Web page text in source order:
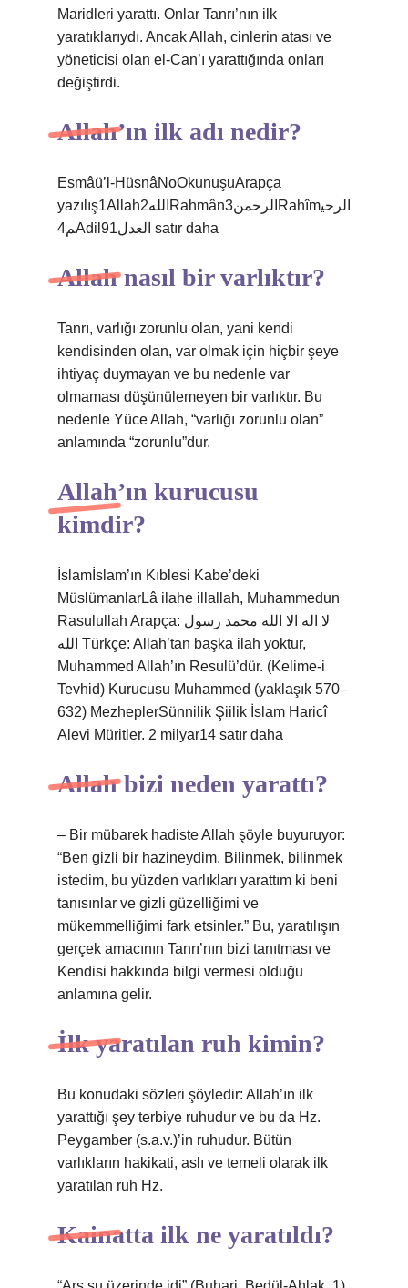
Maridleri yarattı. Onlar Tanrı’nın ilk
yaratıklarıydı. Ancak Allah, cinlerin atası ve
yöneticisi olan el-Can’ı yarattığında onları
değiştirdi.
Allah’ın ilk adı nedir?
Esmâü’l-HüsnâNoOkunuşuArapça
yazılış1Allahالله2Rahmânالرحمن3Rahîmالرحي
م4Adilالعدل91 satır daha
Allah nasıl bir varlıktır?
Tanrı, varlığı zorunlu olan, yani kendi
kendisinden olan, var olmak için hiçbir şeye
ihtiyaç duymayan ve bu nedenle var
olmaması düşünülemeyen bir varlıktır. Bu
nedenle Yüce Allah, “varlığı zorunlu olan”
anlamında “zorunlu”dur.
Allah’ın kurucusu
kimdir?
İslamİslam’ın Kıblesi Kabe’deki
MüslümanlarLâ ilahe illallah, Muhammedun
Rasulullah Arapça: لا اله الا الله محمد رسول
الله Türkçe: Allah’tan başka ilah yoktur,
Muhammed Allah’ın Resulü’dür. (Kelime-i
Tevhid) Kurucusu Muhammed (yaklaşık 570–
632) MezheplerSünnilik Şiilik İslam Haricî
Alevi Müritler. 2 milyar14 satır daha
Allah bizi neden yarattı?
– Bir mübarek hadiste Allah şöyle buyuruyor:
“Ben gizli bir hazineydim. Bilinmek, bilinmek
istedim, bu yüzden varlıkları yarattım ki beni
tanısınlar ve gizli güzelliğimi ve
mükemmelliğimi fark etsinler.” Bu, yaratılışın
gerçek amacının Tanrı’nın bizi tanıtması ve
Kendisi hakkında bilgi vermesi olduğu
anlamına gelir.
İlk yaratılan ruh kimin?
Bu konudaki sözleri şöyledir: Allah’ın ilk
yarattığı şey terbiye ruhudur ve bu da Hz.
Peygamber (s.a.v.)’in ruhudur. Bütün
varlıkların hakikati, aslı ve temeli olarak ilk
yaratılan ruh Hz.
Kainatta ilk ne yaratıldı?